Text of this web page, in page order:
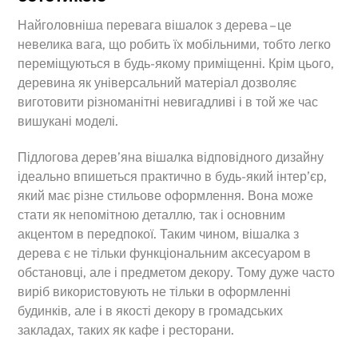
Найголовніша перевага вішалок з дерева – це
невелика вага, що робить їх мобільними, тобто легко
переміщуються в будь-якому приміщенні. Крім цього,
деревина як універсальний матеріал дозволяє
виготовити різноманітні невигадливі і в той же час
вишукані моделі.
Підлогова дерев’яна вішалка відповідного дизайну
ідеально впишеться практично в будь-який інтер’єр,
який має різне стильове оформлення. Вона може
стати як непомітною деталлю, так і основним
акцентом в передпокої. Таким чином, вішалка з
дерева є не тільки функціональним аксесуаром в
обстановці, але і предметом декору. Тому дуже часто
виріб використовують не тільки в оформленні
будинків, але і в якості декору в громадських
закладах, таких як кафе і ресторани.